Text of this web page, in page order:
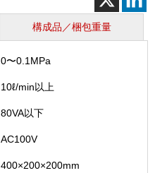
コ
構成品／梱包重量
0〜0.1MPa
10ℓ/min以上
80VA以下
AC100V
400×200×200mm